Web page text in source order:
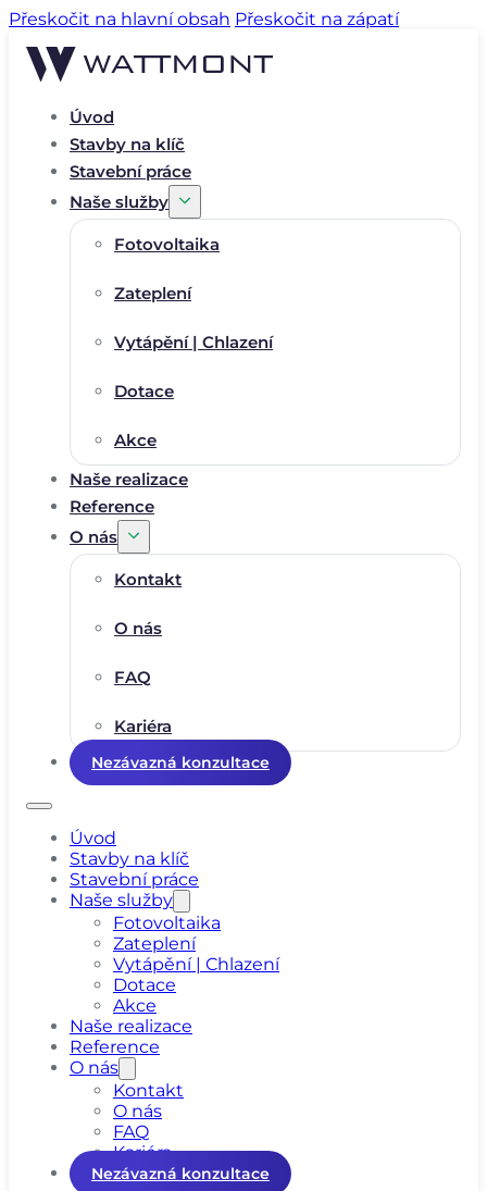
Přeskočit na hlavní obsah Přeskočit na zápatí
Úvod
Stavby na klíč
Stavební práce
Naše služby
Fotovoltaika
Zateplení
Vytápění | Chlazení
Dotace
Akce
Naše realizace
Reference
O nás
Kontakt
O nás
FAQ
Kariéra
Nezávazná konzultace
Úvod
Stavby na klíč
Stavební práce
Naše služby
Fotovoltaika
Zateplení
Vytápění | Chlazení
Dotace
Akce
Naše realizace
Reference
O nás
Kontakt
O nás
FAQ
Kariéra
Nezávazná konzultace